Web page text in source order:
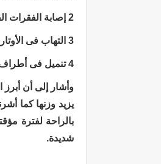
2 إصابة الفقرات القطنية والعنقية عند الطفل وتسبب آلام مباشرة على قدميه.
3 التهاب فى الأوتار وتمزق فى عضلات الكتف خاصة عند حمل الشنطة على كتف واحد.
4 تنميل فى أطراف الطفل مثل الأيدى والأصابع.
وأشار إلى أن
بالراحة لفترة
شديدة.